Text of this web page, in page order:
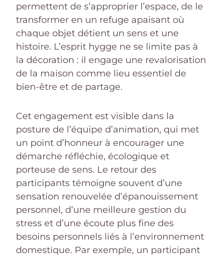
permettent de s’approprier l’espace, de le
transformer en un refuge apaisant où
chaque objet détient un sens et une
histoire. L’esprit hygge ne se limite pas à
la décoration : il engage une revalorisation
de la maison comme lieu essentiel de
bien-être et de partage.
Cet engagement est visible dans la
posture de l’équipe d’animation, qui met
un point d’honneur à encourager une
démarche réfléchie, écologique et
porteuse de sens. Le retour des
participants témoigne souvent d’une
sensation renouvelée d’épanouissement
personnel, d’une meilleure gestion du
stress et d’une écoute plus fine des
besoins personnels liés à l’environnement
domestique. Par exemple, un participant